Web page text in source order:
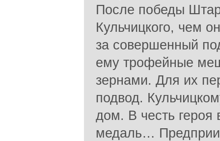
После победы
Кульчицкого, чем
за совершенный
ему трофейные
зернами. Для их
подвод.
дом. В честь
медаль…